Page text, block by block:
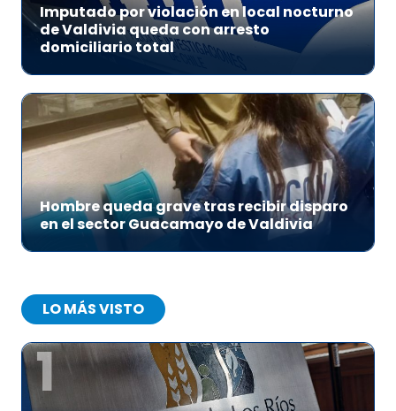
Imputado por violación en local nocturno
de Valdivia queda con arresto
domiciliario total
Hombre queda grave tras recibir disparo
en el sector Guacamayo de Valdivia
LO MÁS VISTO
1